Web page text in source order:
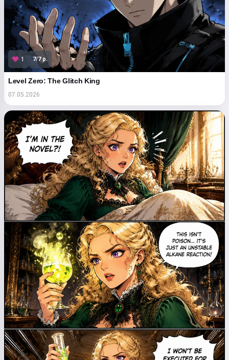
1 7/7 p.
Level Zero: The Glitch King
07.05.2026
Salut ! Je suis Storiko 👋
Je raconte des contes magiques
pour vos enfants 🌟
Lire une histoire
En commençant à utiliser le service, vous acceptez :
Conditions générales d'utilisation,Politique de
confidentialité,Politique de remboursement